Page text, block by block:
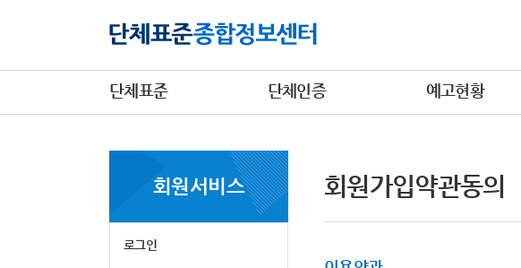
단체표준 단체인증 예고현황
회원서비스
로그인
회원가입약관동의